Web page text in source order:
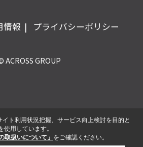
情報 プライバシーポリシー
ACROSS GROUP
ト利用状況把握、サービス向上検討を目的と
用しています。
取扱いについて」 をご確認ください。